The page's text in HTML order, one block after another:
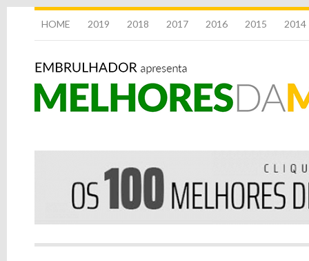
HOME 2019 2018 2017 2016 2015 2014